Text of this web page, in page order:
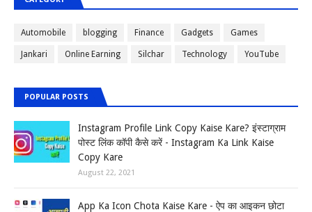
Automobile blogging Finance Gadgets Games
Jankari Online Earning Silchar Technology YouTube
POPULAR POSTS
Instagram Profile Link Copy Kaise Kare? इंस्टाग्राम
पोस्ट लिंक कॉपी कैसे करें - Instagram Ka Link Kaise
Copy Kare
August 22, 2021
App Ka Icon Chota Kaise Kare - ऐप का आइकन छोटा